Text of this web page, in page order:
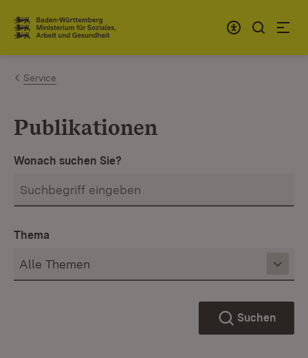
Zum Inhalt springen
Link zur Startseite
Service
Publikationen
Wonach suchen Sie?
Thema
Suchen